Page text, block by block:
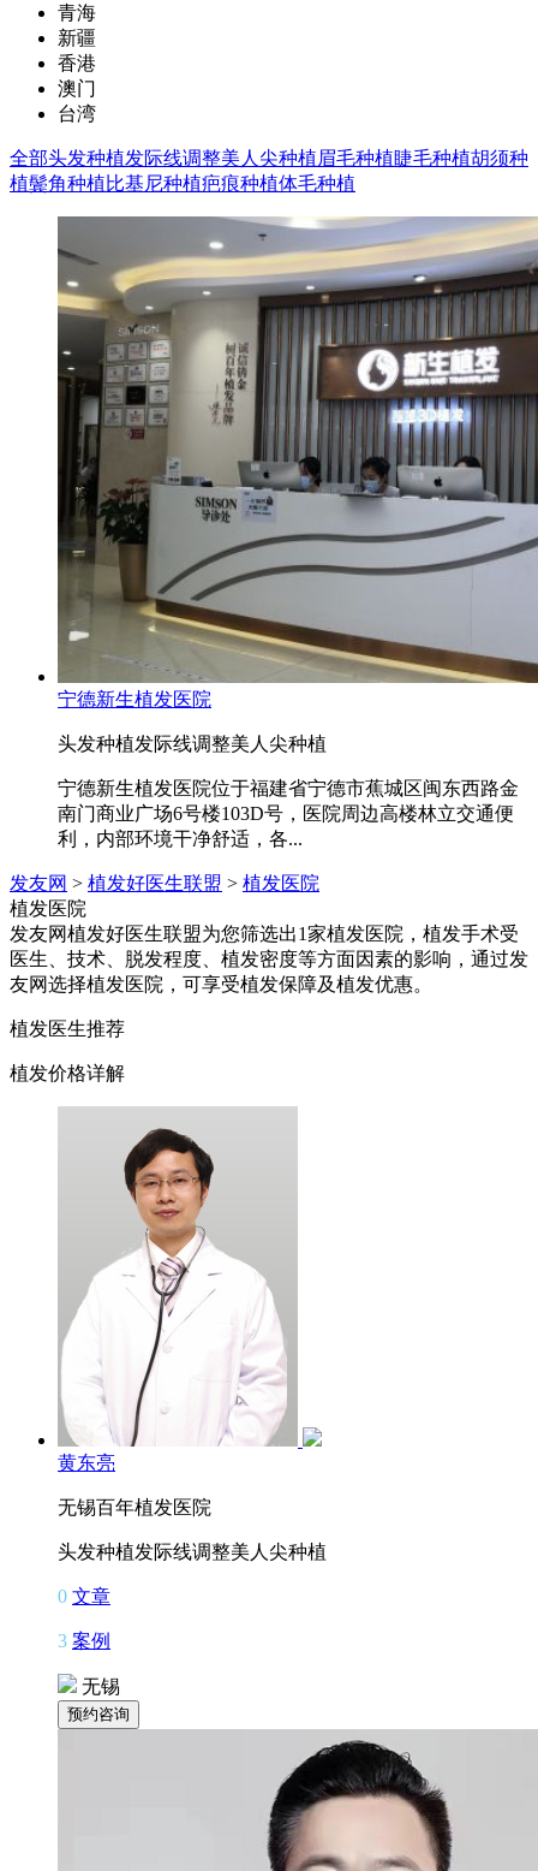
青海
新疆
香港
澳门
台湾
全部头发种植发际线调整美人尖种植眉毛种植睫毛种植胡须种
植鬓角种植比基尼种植疤痕种植体毛种植
宁德新生植发医院
头发种植发际线调整美人尖种植
宁德新生植发医院位于福建省宁德市蕉城区闽东西路金
南门商业广场6号楼103D号，医院周边高楼林立交通便
利，内部环境干净舒适，各...
发友网 > 植发好医生联盟 > 植发医院
植发医院
发友网植发好医生联盟为您筛选出1家植发医院，植发手术受
医生、技术、脱发程度、植发密度等方面因素的影响，通过发
友网选择植发医院，可享受植发保障及植发优惠。
植发医生推荐
植发价格详解
黄东亮
无锡百年植发医院
头发种植发际线调整美人尖种植
0 文章
3 案例
无锡